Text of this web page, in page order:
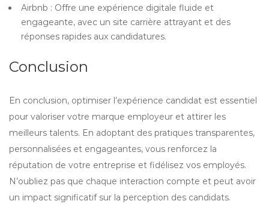
Airbnb : Offre une expérience digitale fluide et
engageante, avec un site carrière attrayant et des
réponses rapides aux candidatures.
Conclusion
En conclusion, optimiser l’expérience candidat est essentiel
pour valoriser votre marque employeur et attirer les
meilleurs talents. En adoptant des pratiques transparentes,
personnalisées et engageantes, vous renforcez la
réputation de votre entreprise et fidélisez vos employés.
N’oubliez pas que chaque interaction compte et peut avoir
un impact significatif sur la perception des candidats.